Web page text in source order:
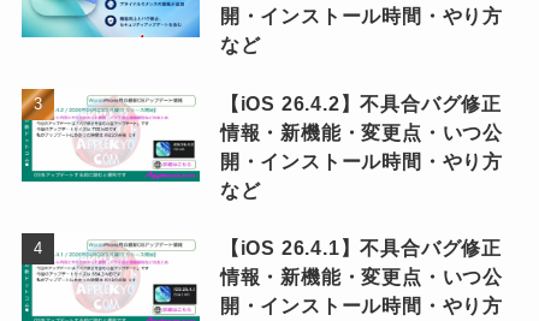
開・インストール時間・やり方
など
【iOS 26.4.2】不具合バグ修正
情報・新機能・変更点・いつ公
開・インストール時間・やり方
など
【iOS 26.4.1】不具合バグ修正
情報・新機能・変更点・いつ公
開・インストール時間・やり方